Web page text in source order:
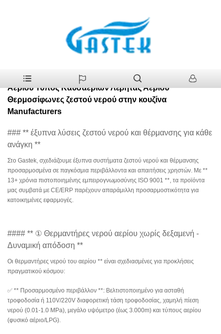
Hot Selling Οικιακή Συσκευή Γυαλί Πάνελ Φυσικού
Αερίου Τύπος Καυσαερίων Λέβητας Αερίου Θερμοσίφωνες ζεστού νερού
Hot Selling Οικιακή Συσκευή Γυαλί Πάνελ Φυσικού
Αερίου Τύπος Καυσαερίων Λέβητας Αερίου
Θερμοσίφωνες ζεστού νερού στην κουζίνα
Manufacturers
### ** έξυπνα λύσεις ζεστού νερού και θέρμανσης για κάθε
ανάγκη **
Στο Gastek, σχεδιάζουμε έξυπνα συστήματα ζεστού νερού και θέρμανσης
προσαρμοσμένα σε παγκόσμια περιβάλλοντα και απαιτήσεις χρηστών. Με **
13+ χρόνια πιστοποιημένης εμπειρογνωμοσύνης ISO 9001 **, τα προϊόντα
μας συμβατά με CE/ERP παρέχουν απαράμιλλη προσαρμοστικότητα για
κατοικημένες εφαρμογές.
#### ** ① Θερμαντήρες νερού αερίου χωρίς δεξαμενή -
Δυναμική απόδοση **
Οι θερμαντήρες νερού του αερίου ** είναι σχεδιασμένες για προκλήσεις
πραγματικού κόσμου:
✅ ** Προσαρμοσμένο περιβάλλον **: Βελτιστοποιημένο για ασταθή
τροφοδοσία ή 110V/220V διαφορετική τάση τροφοδοσίας, χαμηλή πίεση
νερού (0.01-1.0 MPa), μεγάλο υψόμετρο (έως 3.000m) και τύπους αερίου
(φυσικό αέριο/LPG).